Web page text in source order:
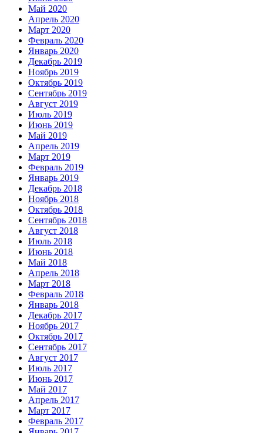
Май 2020
Апрель 2020
Март 2020
Февраль 2020
Январь 2020
Декабрь 2019
Ноябрь 2019
Октябрь 2019
Сентябрь 2019
Август 2019
Июль 2019
Июнь 2019
Май 2019
Апрель 2019
Март 2019
Февраль 2019
Январь 2019
Декабрь 2018
Ноябрь 2018
Октябрь 2018
Сентябрь 2018
Август 2018
Июль 2018
Июнь 2018
Май 2018
Апрель 2018
Март 2018
Февраль 2018
Январь 2018
Декабрь 2017
Ноябрь 2017
Октябрь 2017
Сентябрь 2017
Август 2017
Июль 2017
Июнь 2017
Май 2017
Апрель 2017
Март 2017
Февраль 2017